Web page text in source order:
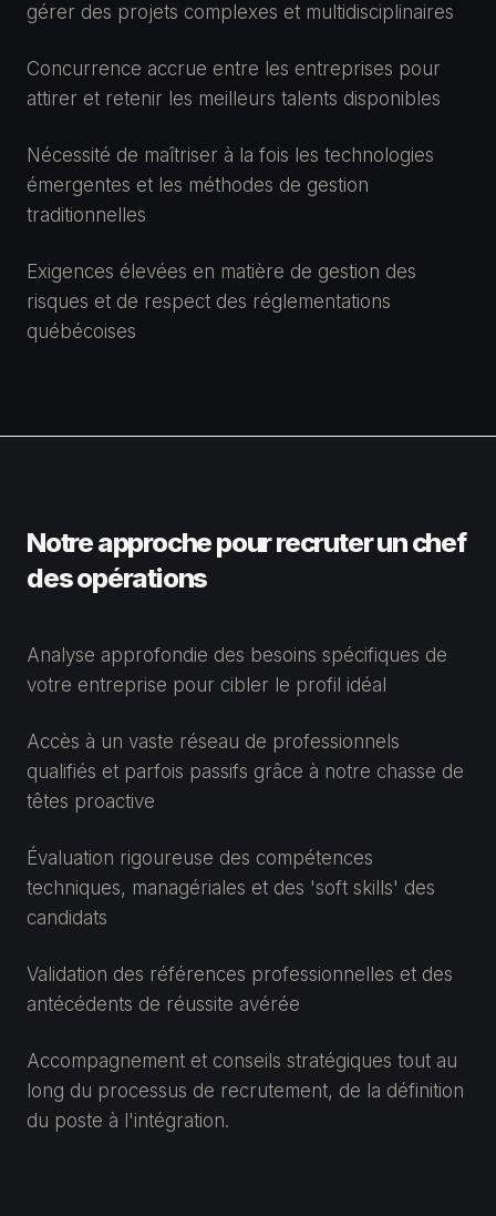
gérer des projets complexes et multidisciplinaires
Concurrence accrue entre les entreprises pour
attirer et retenir les meilleurs talents disponibles
Nécessité de maîtriser à la fois les technologies
émergentes et les méthodes de gestion
traditionnelles
Exigences élevées en matière de gestion des
risques et de respect des réglementations
québécoises
Notre approche pour recruter unchef
des opérations
Analyse approfondie des besoins spécifiques de
votre entreprise pour cibler le profil idéal
Accès à un vaste réseau de professionnels
qualifiés et parfois passifs grâce à notre chasse de
têtes proactive
Évaluation rigoureuse des compétences
techniques, managériales et des 'soft skills' des
candidats
Validation des références professionnelles et des
antécédents de réussite avérée
Accompagnement et conseils stratégiques tout au
long du processus de recrutement, de la définition
du poste à l'intégration.